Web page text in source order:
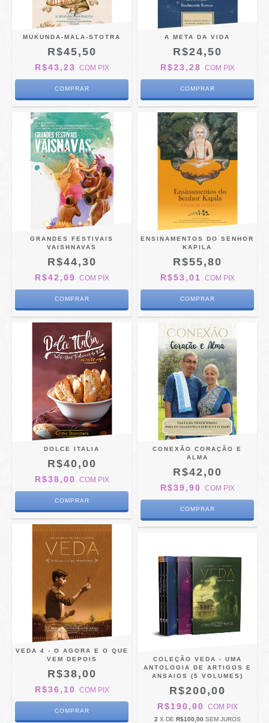
MUKUNDA-MALA-STOTRA
R$45,50
R$43,23 COM PIX
A META DA VIDA
R$24,50
R$23,28 COM PIX
GRANDES FESTIVAIS
VAISHNAVAS
R$44,30
R$42,09 COM PIX
ENSINAMENTOS DO SENHOR
KAPILA
R$55,80
R$53,01 COM PIX
DOLCE ITALIA
R$40,00
R$38,00 COM PIX
CONEXÃO CORAÇÃO E
ALMA
R$42,00
R$39,90 COM PIX
VEDA 4 - O AGORA E O QUE
VEM DEPOIS
R$38,00
R$36,10 COM PIX
COLEÇÃO VEDA - UMA
ANTOLOGIA DE ARTIGOS E
ANSAIOS (5 VOLUMES)
R$200,00
R$190,00 COM PIX
2 X DE R$100,00 SEM JUROS